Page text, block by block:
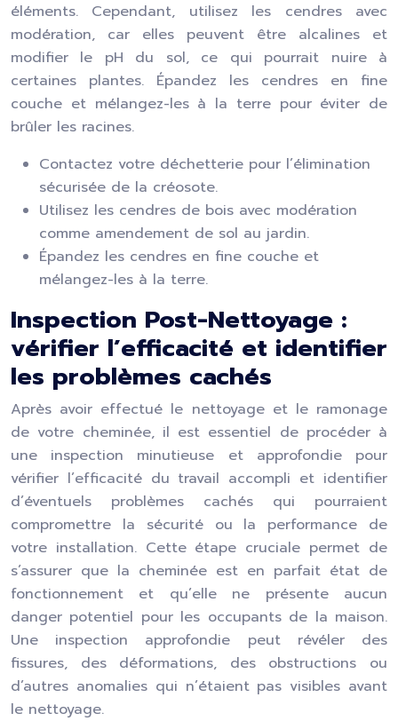
éléments. Cependant, utilisez les cendres avec
modération, car elles peuvent être alcalines et
modifier le pH du sol, ce qui pourrait nuire à
certaines plantes. Épandez les cendres en fine
couche et mélangez-les à la terre pour éviter de
brûler les racines.
Contactez votre déchetterie pour l’élimination
sécurisée de la créosote.
Utilisez les cendres de bois avec modération
comme amendement de sol au jardin.
Épandez les cendres en fine couche et
mélangez-les à la terre.
Inspection Post-Nettoyage :
vérifier l’efficacité et identifier
les problèmes cachés
Après avoir effectué le nettoyage et le ramonage
de votre cheminée, il est essentiel de procéder à
une inspection minutieuse et approfondie pour
vérifier l’efficacité du travail accompli et identifier
d’éventuels problèmes cachés qui pourraient
compromettre la sécurité ou la performance de
votre installation. Cette étape cruciale permet de
s’assurer que la cheminée est en parfait état de
fonctionnement et qu’elle ne présente aucun
danger potentiel pour les occupants de la maison.
Une inspection approfondie peut révéler des
fissures, des déformations, des obstructions ou
d’autres anomalies qui n’étaient pas visibles avant
le nettoyage.